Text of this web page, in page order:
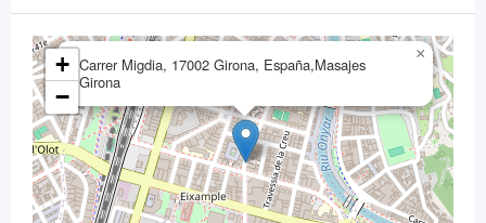
Carrer Migdia, 17002 Girona, España,Masajes
Girona
×
+
−